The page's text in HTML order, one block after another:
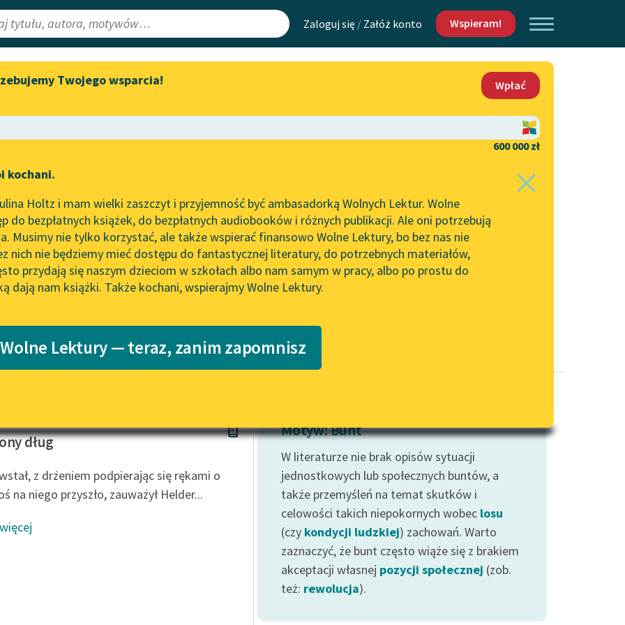
Zaloguj się / Załóż konto Wspieram!
Lektury
redakcyjne
Aktualności
„Prokurator Alicja Horn” do
literatury skandynawskiej
Spotkanie z Katarzyną Tunkiel
w Oslo
102. lata temu zmarł Joseph
Conrad
Lektury szkolne i klasyka
literatury do słuchania dla
E-kolekcja lektur szkolnych i
literatury do słuchania dla
niepełnosprawnościami
Feministyczne inspiracje.
Popularyzacja skandynawskiej
Mapa Wolnych Lektur
Leśmianator
API
OAI-PMH
Widget Wolnych Lektur
Katalog
Katalog w formacie PDF
Kontakt
O projekcie
Zasady wykorzystania
Wolnych Lektur
Logotypy
Materiały promocyjne
wrażliwych
Deklaracja dostępności
Twojego wsparcia!
Wpłać
600 000 zł
kochani.
Holtz i mam wielki zaszczyt i przyjemność być ambasadorką Wolnych Lektur. Wolne
do bezpłatnych książek, do bezpłatnych audiobooków i różnych publikacji. Ale oni potrzebują
Musimy nie tylko korzystać, ale także wspierać finansowo Wolne Lektury, bo bez nas nie
nich nie będziemy mieć dostępu do fantastycznej literatury, do potrzebnych materiałów,
przydają się naszym dzieciom w szkołach albo nam samym w pracy, albo po prostu do
dają nam książki. Także kochani, wspierajmy Wolne Lektury.
Lektury — teraz, zanim zapomnisz
Edgar Wallace✖
dług
z drżeniem podpierając się rękami o
na niego przyszło, zauważył Helder...
Motyw: Bunt
W literaturze nie brak opisów sytuacji
jednostkowych lub społecznych buntów, a
także przemyśleń na temat skutków i
celowości takich niepokornych wobec losu
(czy kondycji ludzkiej) zachowań. Warto
zaznaczyć, że bunt często wiąże się z brakiem
akceptacji własnej pozycji społecznej (zob.
też: rewolucja).